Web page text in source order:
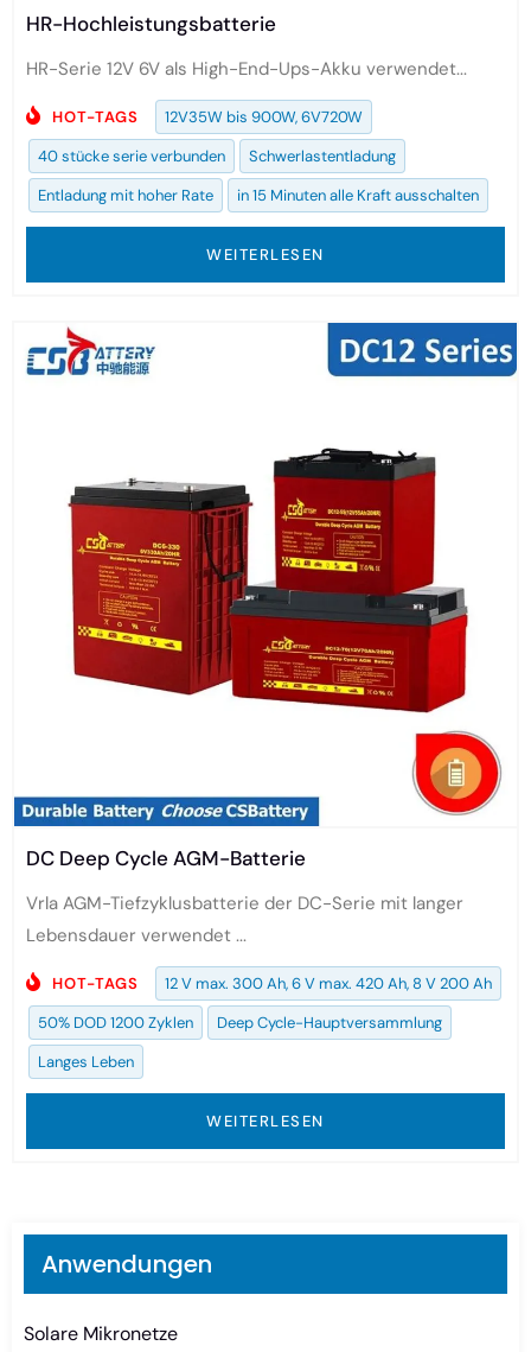
Anwendungen
Solare Mikronetze
HR-Hochleistungsbatterie
HR-Serie 12V 6V als High-End-Ups-Akku verwendet...
HOT-TAGS
12V35W bis 900W, 6V720W
40 stücke serie verbunden
Schwerlastentladung
Entladung mit hoher Rate
in 15 Minuten alle Kraft ausschalten
WEITERLESEN
DC Deep Cycle AGM-Batterie
Vrla AGM-Tiefzyklusbatterie der DC-Serie mit langer
Lebensdauer verwendet ...
HOT-TAGS
12 V max. 300 Ah, 6 V max. 420 Ah, 8 V 200 Ah
50% DOD 1200 Zyklen
Deep Cycle-Hauptversammlung
Langes Leben
WEITERLESEN